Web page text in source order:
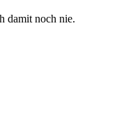
damit noch nie.